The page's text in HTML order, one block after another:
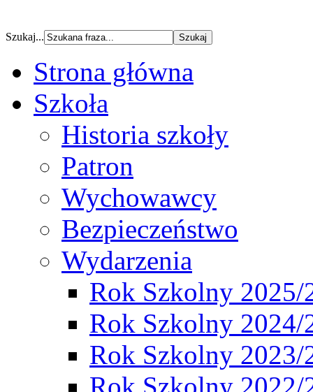
Szukaj...
Strona główna
Szkoła
Historia szkoły
Patron
Wychowawcy
Bezpieczeństwo
Wydarzenia
Rok Szkolny 2025/
Rok Szkolny 2024/
Rok Szkolny 2023/
Rok Szkolny 2022/